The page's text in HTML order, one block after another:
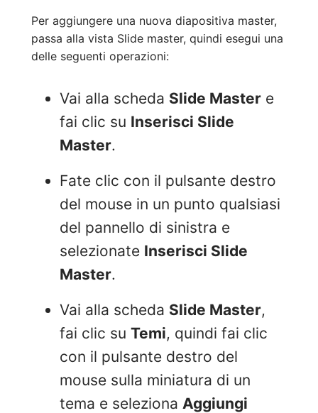
Per aggiungere una nuova diapositiva master,
passa alla vista Slide master, quindi esegui una
delle seguenti operazioni:
Vai alla scheda Slide Master e
fai clic su Inserisci Slide
Master.
Fate clic con il pulsante destro
del mouse in un punto qualsiasi
del pannello di sinistra e
selezionate Inserisci Slide
Master.
Vai alla scheda Slide Master,
fai clic su Temi, quindi fai clic
con il pulsante destro del
mouse sulla miniatura di un
tema e seleziona Aggiungi